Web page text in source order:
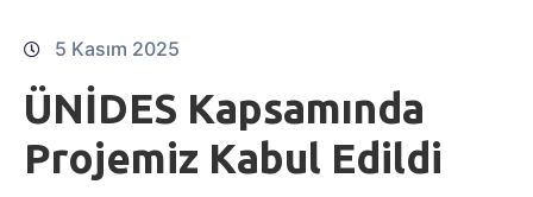
EĞITIM
ARAŞTIRMA
TOPLUMA KATKI
ÖĞRENCILER
5 Kasım 2025
ÜNİDES Kapsamında
Projemiz Kabul Edildi